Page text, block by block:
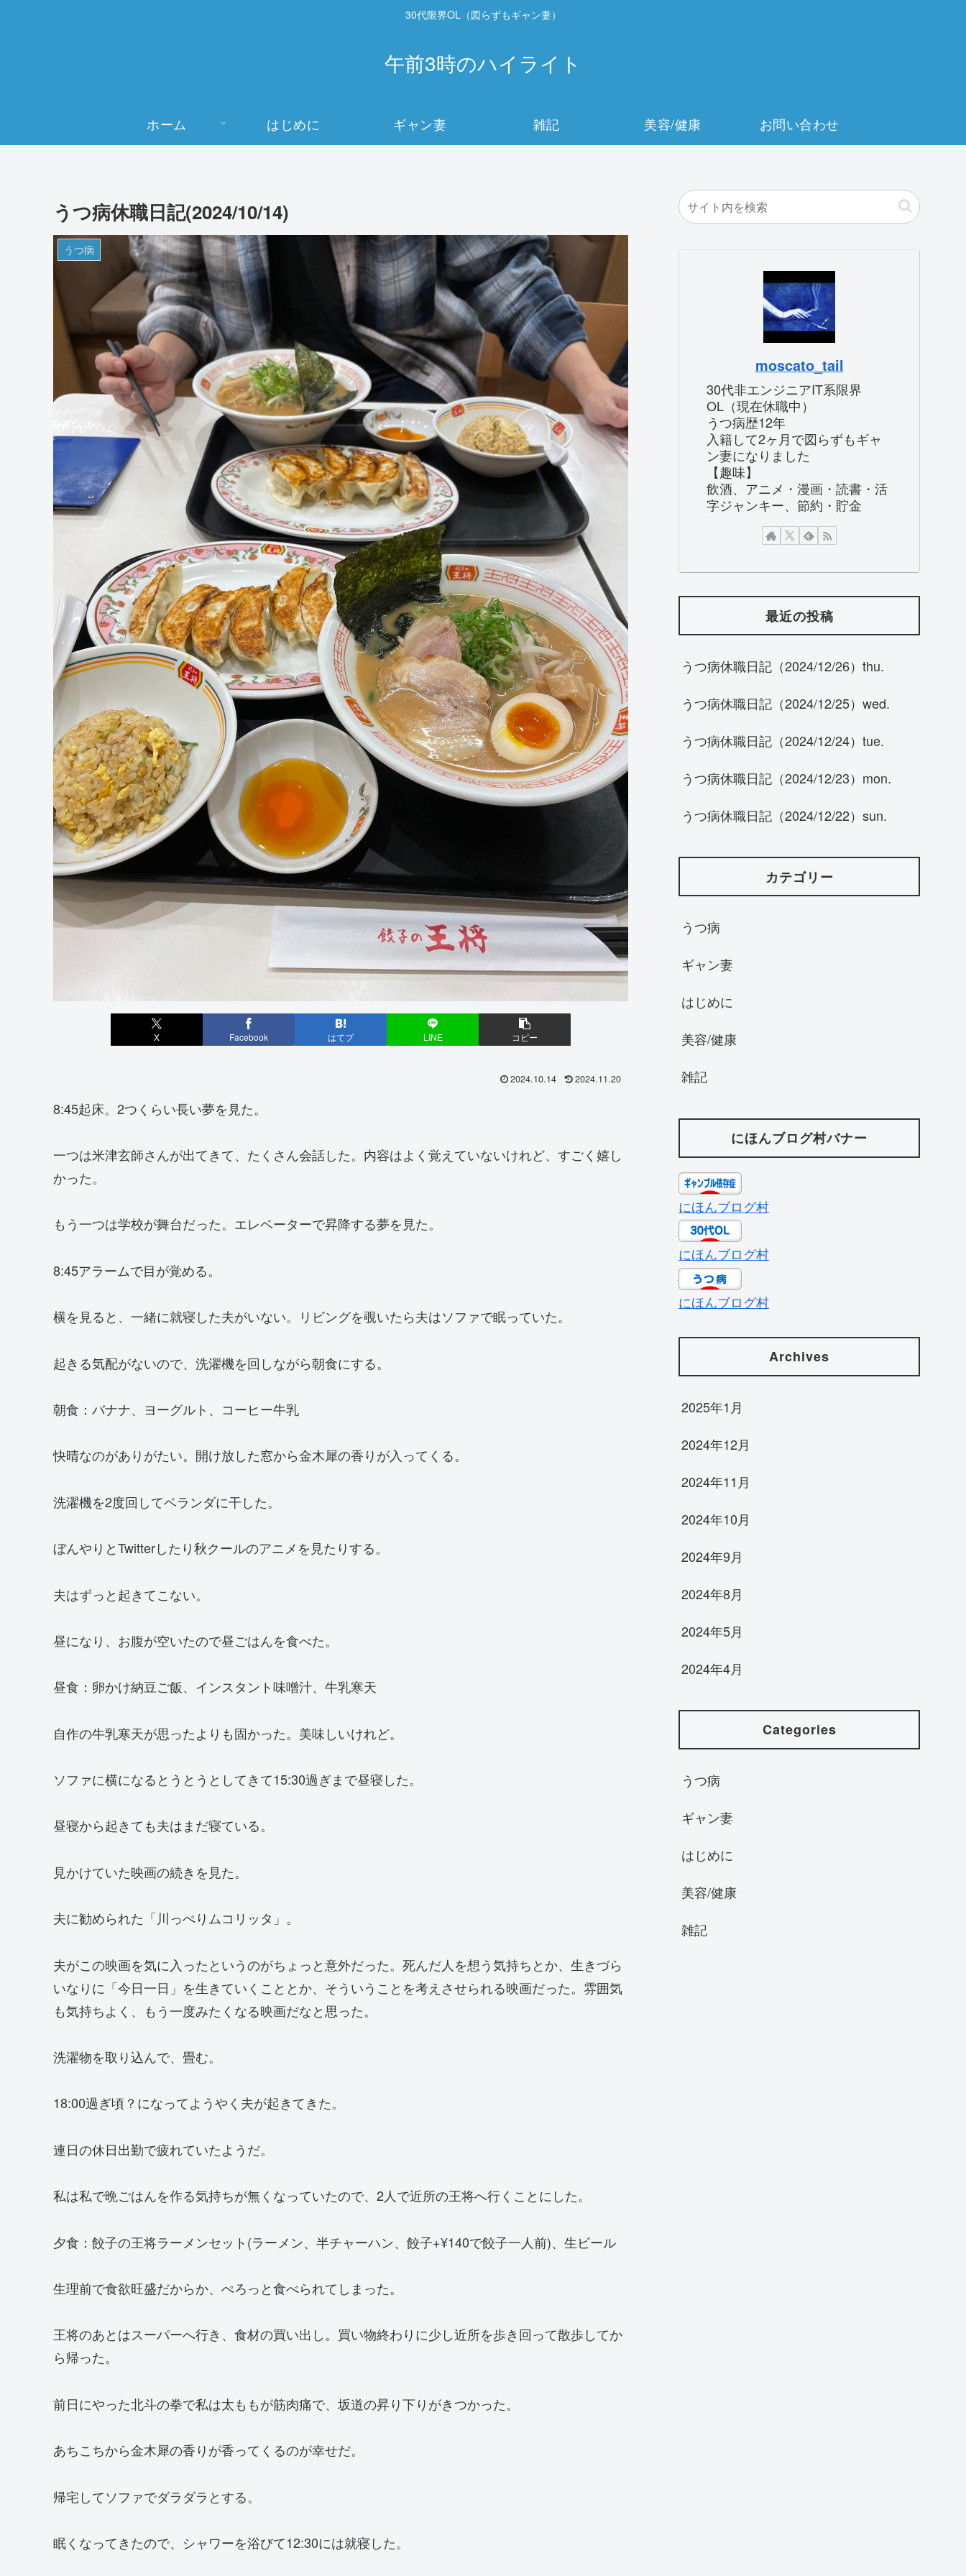
30代限界OL（図らずもギャン妻）
午前3時のハイライト
ホーム はじめに ギャン妻 雑記 美容/健康 お問い合わせ
うつ病休職日記(2024/10/14)
うつ病
X Facebook はてブ LINE コピー
2024.10.14 2024.11.20
8:45起床。2つくらい長い夢を見た。
一つは米津玄師さんが出てきて、たくさん会話した。内容はよく覚えていないけれど、すごく嬉し
かった。
もう一つは学校が舞台だった。エレベーターで昇降する夢を見た。
8:45アラームで目が覚める。
横を見ると、一緒に就寝した夫がいない。リビングを覗いたら夫はソファで眠っていた。
起きる気配がないので、洗濯機を回しながら朝食にする。
朝食：バナナ、ヨーグルト、コーヒー牛乳
快晴なのがありがたい。開け放した窓から金木犀の香りが入ってくる。
洗濯機を2度回してベランダに干した。
ぼんやりとTwitterしたり秋クールのアニメを見たりする。
夫はずっと起きてこない。
昼になり、お腹が空いたので昼ごはんを食べた。
昼食：卵かけ納豆ご飯、インスタント味噌汁、牛乳寒天
自作の牛乳寒天が思ったよりも固かった。美味しいけれど。
ソファに横になるとうとうとしてきて15:30過ぎまで昼寝した。
昼寝から起きても夫はまだ寝ている。
見かけていた映画の続きを見た。
夫に勧められた「川っぺりムコリッタ」。
夫がこの映画を気に入ったというのがちょっと意外だった。死んだ人を想う気持ちとか、生きづら
いなりに「今日一日」を生きていくこととか、そういうことを考えさせられる映画だった。雰囲気
も気持ちよく、もう一度みたくなる映画だなと思った。
洗濯物を取り込んで、畳む。
18:00過ぎ頃？になってようやく夫が起きてきた。
連日の休日出勤で疲れていたようだ。
私は私で晩ごはんを作る気持ちが無くなっていたので、2人で近所の王将へ行くことにした。
夕食：餃子の王将ラーメンセット(ラーメン、半チャーハン、餃子+¥140で餃子一人前)、生ビール
生理前で食欲旺盛だからか、ぺろっと食べられてしまった。
王将のあとはスーパーへ行き、食材の買い出し。買い物終わりに少し近所を歩き回って散歩してか
ら帰った。
前日にやった北斗の拳で私は太ももが筋肉痛で、坂道の昇り下りがきつかった。
あちこちから金木犀の香りが香ってくるのが幸せだ。
帰宅してソファでダラダラとする。
眠くなってきたので、シャワーを浴びて12:30には就寝した。
moscato_tail
30代非エンジニアIT系限界
OL（現在休職中）
うつ病歴12年
入籍して2ヶ月で図らずもギャ
ン妻になりました
【趣味】
飲酒、アニメ・漫画・読書・活
字ジャンキー、節約・貯金
最近の投稿
うつ病休職日記（2024/12/26）thu.
うつ病休職日記（2024/12/25）wed.
うつ病休職日記（2024/12/24）tue.
うつ病休職日記（2024/12/23）mon.
うつ病休職日記（2024/12/22）sun.
カテゴリー
うつ病
ギャン妻
はじめに
美容/健康
雑記
にほんブログ村バナー
にほんブログ村
にほんブログ村
にほんブログ村
Archives
2025年1月
2024年12月
2024年11月
2024年10月
2024年9月
2024年8月
2024年5月
2024年4月
Categories
うつ病
ギャン妻
はじめに
美容/健康
雑記